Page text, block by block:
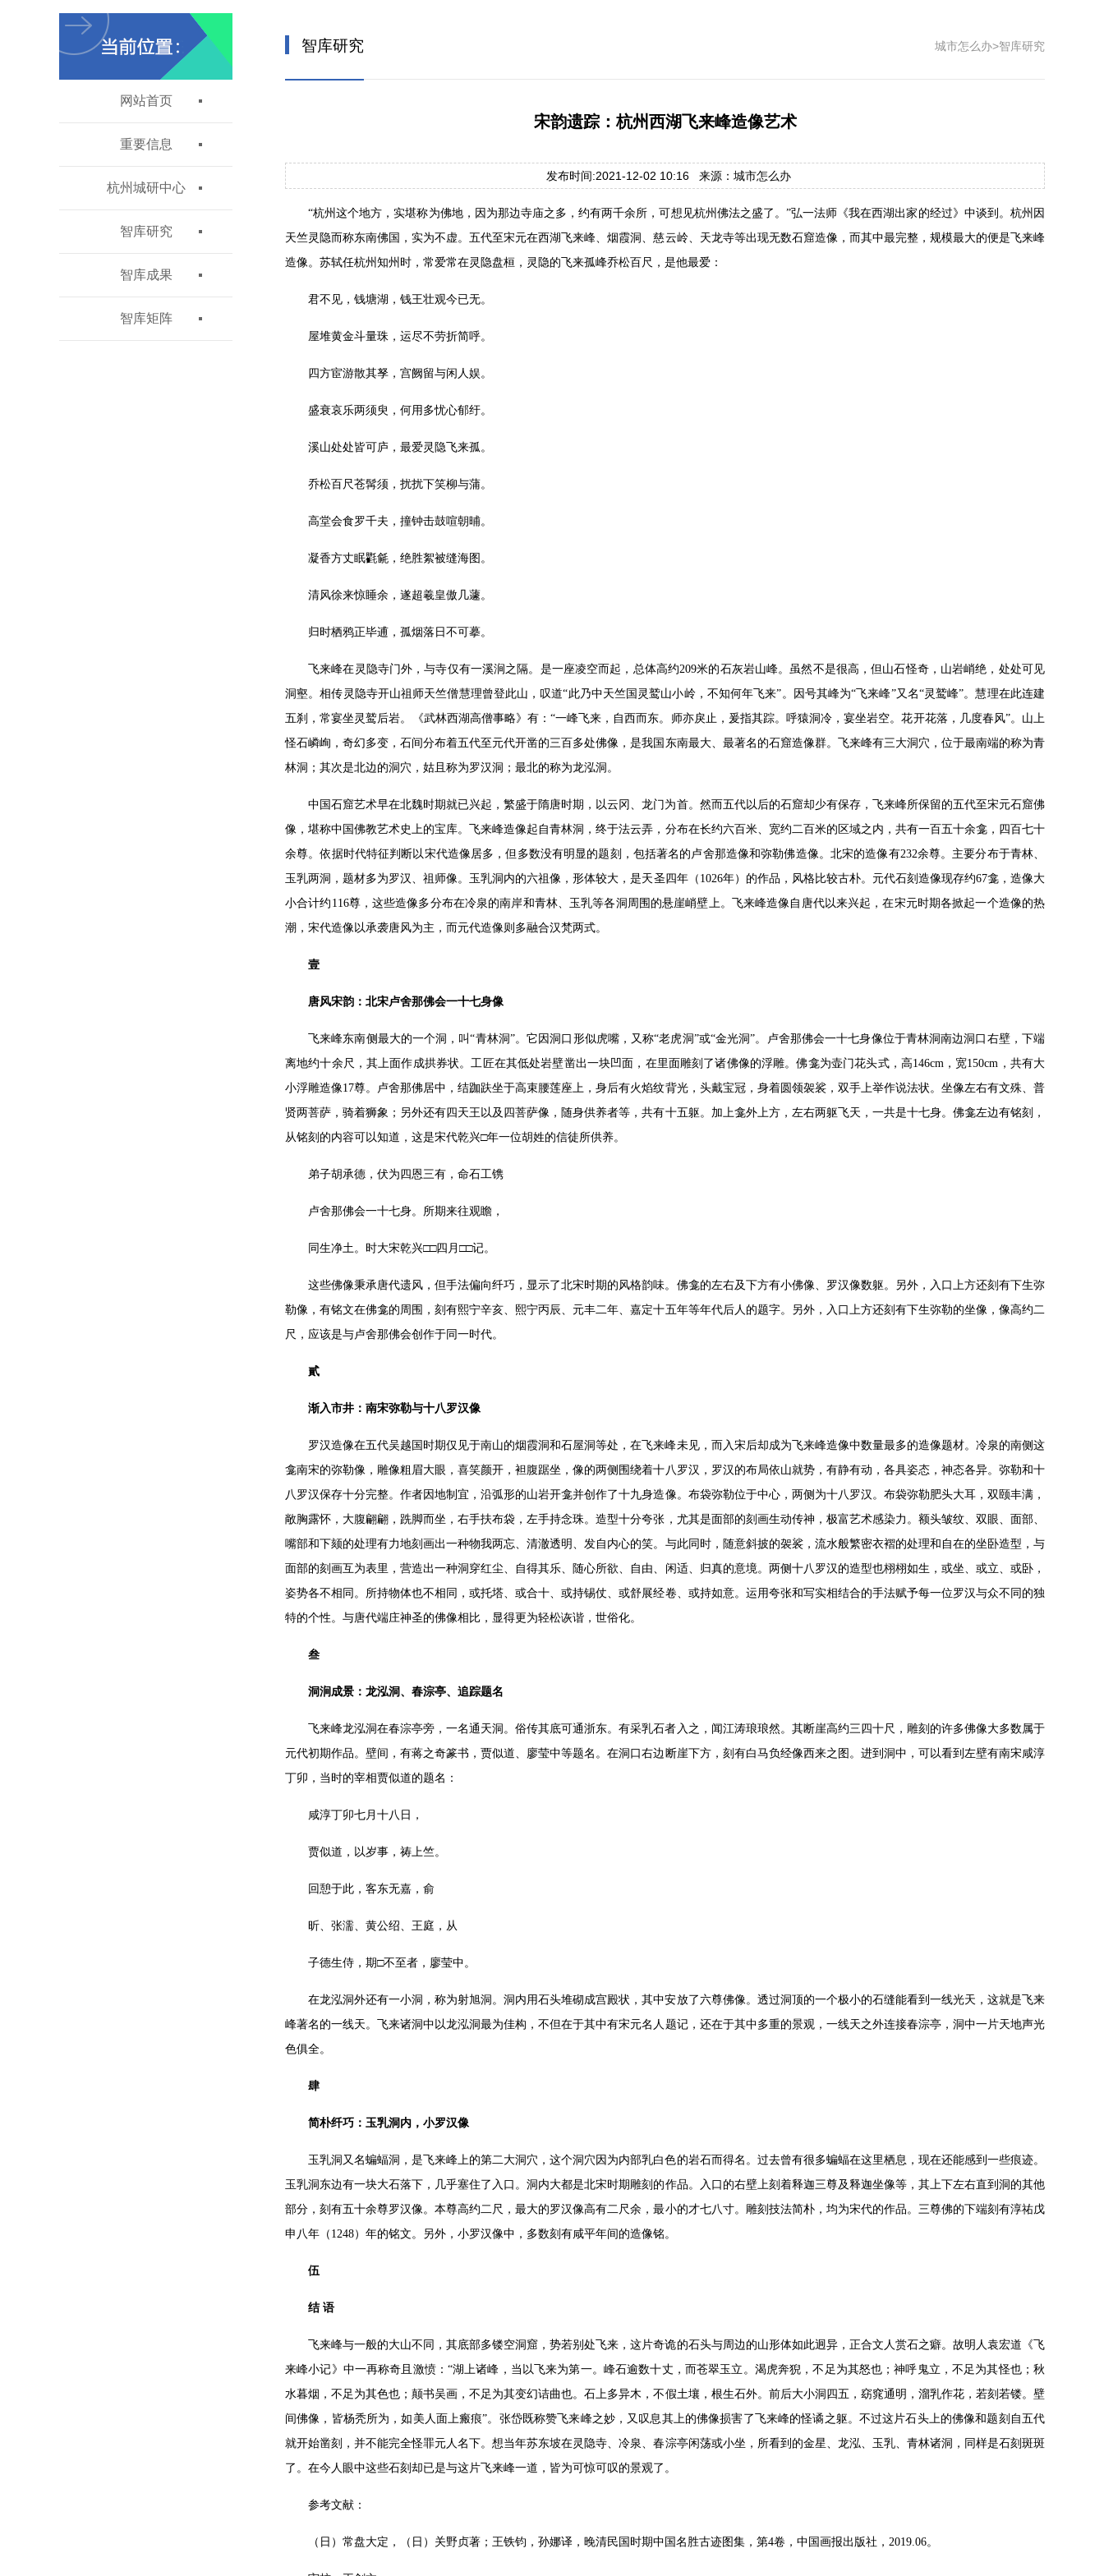
网站首页
重要信息
杭州城研中心
智库研究
智库成果
智库矩阵
智库研究 城市怎么办>智库研究
宋韵遗踪：杭州西湖飞来峰造像艺术
发布时间:2021-12-02 10:16 来源：城市怎么办
“杭州这个地方，实堪称为佛地，因为那边寺庙之多，约有两千余所，可想见杭州佛法之盛了。”弘一法师《我在西湖出家的经过》中谈到。杭州因
天竺灵隐而称东南佛国，实为不虚。五代至宋元在西湖飞来峰、烟霞洞、慈云岭、天龙寺等出现无数石窟造像，而其中最完整，规模最大的便是飞来峰
造像。苏轼任杭州知州时，常爱常在灵隐盘桓，灵隐的飞来孤峰乔松百尺，是他最爱：
君不见，钱塘湖，钱王壮观今已无。
屋堆黄金斗量珠，运尽不劳折简呼。
四方宦游散其孥，宫阙留与闲人娱。
盛衰哀乐两须臾，何用多忧心郁纡。
溪山处处皆可庐，最爱灵隐飞来孤。
乔松百尺苍髯须，扰扰下笑柳与蒲。
高堂会食罗千夫，撞钟击鼓喧朝晡。
凝香方丈眠氍毹，绝胜絮被缝海图。
清风徐来惊睡余，遂超羲皇傲几蘧。
归时栖鸦正毕逋，孤烟落日不可摹。
飞来峰在灵隐寺门外，与寺仅有一溪涧之隔。是一座凌空而起，总体高约209米的石灰岩山峰。虽然不是很高，但山石怪奇，山岩峭绝，处处可见
洞壑。相传灵隐寺开山祖师天竺僧慧理曾登此山，叹道“此乃中天竺国灵鹫山小岭，不知何年飞来”。因号其峰为“飞来峰”又名“灵鹫峰”。慧理在此连建
五刹，常宴坐灵鹫后岩。《武林西湖高僧事略》有：“一峰飞来，自西而东。师亦戾止，爰指其踪。呼猿洞冷，宴坐岩空。花开花落，几度春风”。山上
怪石嶙峋，奇幻多变，石间分布着五代至元代开凿的三百多处佛像，是我国东南最大、最著名的石窟造像群。飞来峰有三大洞穴，位于最南端的称为青
林洞；其次是北边的洞穴，姑且称为罗汉洞；最北的称为龙泓洞。
中国石窟艺术早在北魏时期就已兴起，繁盛于隋唐时期，以云冈、龙门为首。然而五代以后的石窟却少有保存，飞来峰所保留的五代至宋元石窟佛
像，堪称中国佛教艺术史上的宝库。飞来峰造像起自青林洞，终于法云弄，分布在长约六百米、宽约二百米的区域之内，共有一百五十余龛，四百七十
余尊。依据时代特征判断以宋代造像居多，但多数没有明显的题刻，包括著名的卢舍那造像和弥勒佛造像。北宋的造像有232余尊。主要分布于青林、
玉乳两洞，题材多为罗汉、祖师像。玉乳洞内的六祖像，形体较大，是天圣四年（1026年）的作品，风格比较古朴。元代石刻造像现存约67龛，造像大
小合计约116尊，这些造像多分布在冷泉的南岸和青林、玉乳等各洞周围的悬崖峭壁上。飞来峰造像自唐代以来兴起，在宋元时期各掀起一个造像的热
潮，宋代造像以承袭唐风为主，而元代造像则多融合汉梵两式。
壹
唐风宋韵：北宋卢舍那佛会一十七身像
飞来峰东南侧最大的一个洞，叫“青林洞”。它因洞口形似虎嘴，又称“老虎洞”或“金光洞”。卢舍那佛会一十七身像位于青林洞南边洞口右壁，下端
离地约十余尺，其上面作成拱券状。工匠在其低处岩壁凿出一块凹面，在里面雕刻了诸佛像的浮雕。佛龛为壶门花头式，高146cm，宽150cm，共有大
小浮雕造像17尊。卢舍那佛居中，结跏趺坐于高束腰莲座上，身后有火焰纹背光，头戴宝冠，身着圆领袈裟，双手上举作说法状。坐像左右有文殊、普
贤两菩萨，骑着狮象；另外还有四天王以及四菩萨像，随身供养者等，共有十五躯。加上龛外上方，左右两躯飞天，一共是十七身。佛龛左边有铭刻，
从铭刻的内容可以知道，这是宋代乾兴□年一位胡姓的信徒所供养。
弟子胡承德，伏为四恩三有，命石工镌
卢舍那佛会一十七身。所期来往观瞻，
同生净土。时大宋乾兴□□四月□□记。
这些佛像秉承唐代遗风，但手法偏向纤巧，显示了北宋时期的风格韵味。佛龛的左右及下方有小佛像、罗汉像数躯。另外，入口上方还刻有下生弥
勒像，有铭文在佛龛的周围，刻有熙宁辛亥、熙宁丙辰、元丰二年、嘉定十五年等年代后人的题字。另外，入口上方还刻有下生弥勒的坐像，像高约二
尺，应该是与卢舍那佛会创作于同一时代。
貳
渐入市井：南宋弥勒与十八罗汉像
罗汉造像在五代吴越国时期仅见于南山的烟霞洞和石屋洞等处，在飞来峰未见，而入宋后却成为飞来峰造像中数量最多的造像题材。冷泉的南侧这
龛南宋的弥勒像，雕像粗眉大眼，喜笑颜开，袒腹踞坐，像的两侧围绕着十八罗汉，罗汉的布局依山就势，有静有动，各具姿态，神态各异。弥勒和十
八罗汉保存十分完整。作者因地制宜，沿弧形的山岩开龛并创作了十九身造像。布袋弥勒位于中心，两侧为十八罗汉。布袋弥勒肥头大耳，双颐丰满，
敞胸露怀，大腹翩翩，跣脚而坐，右手扶布袋，左手持念珠。造型十分夸张，尤其是面部的刻画生动传神，极富艺术感染力。额头皱纹、双眼、面部、
嘴部和下颏的处理有力地刻画出一种物我两忘、清澈透明、发自内心的笑。与此同时，随意斜披的袈裟，流水般繁密衣褶的处理和自在的坐卧造型，与
面部的刻画互为表里，营造出一种洞穿红尘、自得其乐、随心所欲、自由、闲适、归真的意境。两侧十八罗汉的造型也栩栩如生，或坐、或立、或卧，
姿势各不相同。所持物体也不相同，或托塔、或合十、或持锡仗、或舒展经卷、或持如意。运用夸张和写实相结合的手法赋予每一位罗汉与众不同的独
特的个性。与唐代端庄神圣的佛像相比，显得更为轻松诙谐，世俗化。
叁
洞涧成景：龙泓洞、春淙亭、追踪题名
飞来峰龙泓洞在春淙亭旁，一名通天洞。俗传其底可通浙东。有采乳石者入之，闻江涛琅琅然。其断崖高约三四十尺，雕刻的许多佛像大多数属于
元代初期作品。壁间，有蒋之奇篆书，贾似道、廖莹中等题名。在洞口右边断崖下方，刻有白马负经像西来之图。进到洞中，可以看到左壁有南宋咸淳
丁卯，当时的宰相贾似道的题名：
咸淳丁卯七月十八日，
贾似道，以岁事，祷上竺。
回憩于此，客东无嘉，俞
昕、张濡、黄公绍、王庭，从
子德生侍，期□不至者，廖莹中。
在龙泓洞外还有一小洞，称为射旭洞。洞内用石头堆砌成宫殿状，其中安放了六尊佛像。透过洞顶的一个极小的石缝能看到一线光天，这就是飞来
峰著名的一线天。飞来诸洞中以龙泓洞最为佳构，不但在于其中有宋元名人题记，还在于其中多重的景观，一线天之外连接春淙亭，洞中一片天地声光
色俱全。
肆
简朴纤巧：玉乳洞内，小罗汉像
玉乳洞又名蝙蝠洞，是飞来峰上的第二大洞穴，这个洞穴因为内部乳白色的岩石而得名。过去曾有很多蝙蝠在这里栖息，现在还能感到一些痕迹。
玉乳洞东边有一块大石落下，几乎塞住了入口。洞内大都是北宋时期雕刻的作品。入口的右壁上刻着释迦三尊及释迦坐像等，其上下左右直到洞的其他
部分，刻有五十余尊罗汉像。本尊高约二尺，最大的罗汉像高有二尺余，最小的才七八寸。雕刻技法简朴，均为宋代的作品。三尊佛的下端刻有淳祐戊
申八年（1248）年的铭文。另外，小罗汉像中，多数刻有咸平年间的造像铭。
伍
结 语
飞来峰与一般的大山不同，其底部多镂空洞窟，势若别处飞来，这片奇诡的石头与周边的山形体如此迥异，正合文人赏石之癖。故明人袁宏道《飞
来峰小记》中一再称奇且激愤：“湖上诸峰，当以飞来为第一。峰石逾数十丈，而苍翠玉立。渴虎奔猊，不足为其怒也；神呼鬼立，不足为其怪也；秋
水暮烟，不足为其色也；颠书吴画，不足为其变幻诘曲也。石上多异木，不假土壤，根生石外。前后大小洞四五，窈窕通明，溜乳作花，若刻若镂。壁
间佛像，皆杨秃所为，如美人面上瘢痕”。张岱既称赞飞来峰之妙，又叹息其上的佛像损害了飞来峰的怪谲之躯。不过这片石头上的佛像和题刻自五代
就开始凿刻，并不能完全怪罪元人名下。想当年苏东坡在灵隐寺、冷泉、春淙亭闲荡或小坐，所看到的金星、龙泓、玉乳、青林诸洞，同样是石刻斑斑
了。在今人眼中这些石刻却已是与这片飞来峰一道，皆为可惊可叹的景观了。
参考文献：
（日）常盘大定，（日）关野贞著；王铁钧，孙娜译，晚清民国时期中国名胜古迹图集，第4卷，中国画报出版社，2019.06。